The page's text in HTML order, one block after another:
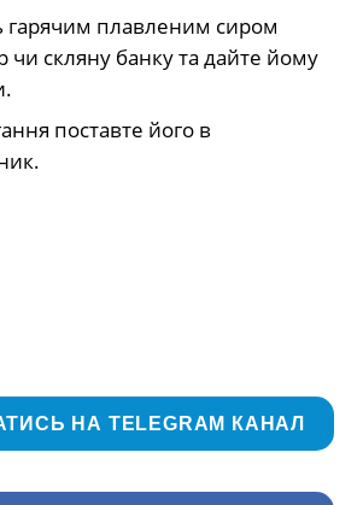
гарячим плавленим сиром
чи скляну банку та дайте йому
поставте його в
НА TELEGRAM КАНАЛ